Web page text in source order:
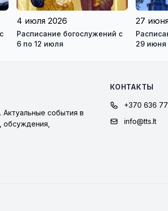
4 июля 2026
Расписание богослужений с
6 по 12 июля
27
29 июня
Актуальные события в
обсуждения,
КОНТАКТЫ
+370 636
info@tts.lt